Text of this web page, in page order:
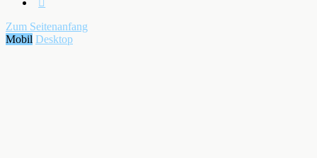
Zum Seitenanfang
Mobil Desktop